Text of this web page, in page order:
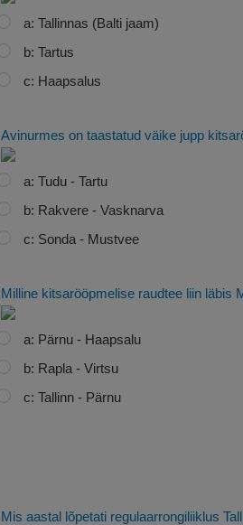
a: Tallinnas (Balti jaam)
b: Tartus
c: Haapsalus
Avinurmes on taastatud väike jupp
a: Tudu - Tartu
b: Rakvere - Vasknarva
c: Sonda - Mustvee
Milline kitsarööpmelise raudtee liin läbis
a: Pärnu - Haapsalu
b: Rapla - Virtsu
c: Tallinn - Pärnu
Mis aastal lõpetati regulaarrongiliiklus